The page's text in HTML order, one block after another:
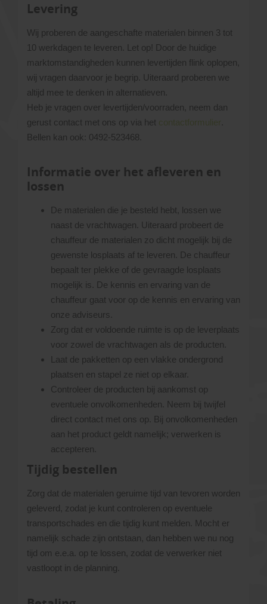
Levering
Wij proberen de aangeschafte materialen binnen 3 tot
10 werkdagen te leveren. Let op! Door de huidige
marktomstandigheden kunnen levertijden flink oplopen,
wij vragen daarvoor je begrip. Uiteraard proberen we
altijd mee te denken in alternatieven.
Heb je vragen over levertijden/voorraden, neem dan
gerust contact met ons op via het contactformulier
Bellen kan ook: 0492-523468.
Informatie over het afleveren en
lossen
De materialen die je besteld hebt, lossen we
naast de vrachtwagen. Uiteraard probeert de
chauffeur de materialen zo dicht mogelijk bij de
gewenste losplaats af te leveren. De chauffeur
bepaalt ter plekke of de gevraagde losplaats
mogelijk is. De kennis en ervaring van de
chauffeur gaat voor op de kennis en ervaring van
onze adviseurs.
Zorg dat er voldoende ruimte is op de leverplaats
voor zowel de vrachtwagen als de producten.
Laat de pakketten op een vlakke ondergrond
plaatsen en stapel ze niet op elkaar.
Controleer de producten bij aankomst op
eventuele onvolkomenheden. Neem bij twijfel
direct contact met ons op. Bij onvolkomenheden
aan het product geldt namelijk; verwerken is
accepteren.
Tijdig bestellen
Zorg dat de materialen geruime tijd van tevoren worden
geleverd, zodat je kunt controleren op eventuele
transportschades en die tijdig kunt melden. Mocht er
namelijk schade zijn ontstaan, dan hebben we nu nog
tijd om e.e.a. op te lossen, zodat de verwerker niet
vastloopt in de planning.